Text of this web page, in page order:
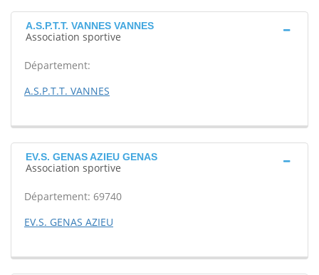
A.S.P.T.T. VANNES VANNES
Association sportive
Département:
A.S.P.T.T. VANNES
EV.S. GENAS AZIEU GENAS
Association sportive
Département: 69740
EV.S. GENAS AZIEU